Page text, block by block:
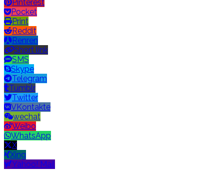
Pinterest
Pocket
Print
Reddit
Renren
Short link
SMS
Skype
Telegram
Tumblr
Twitter
VKontakte
wechat
Weibo
WhatsApp
X
Xing
Yahoo! Mail